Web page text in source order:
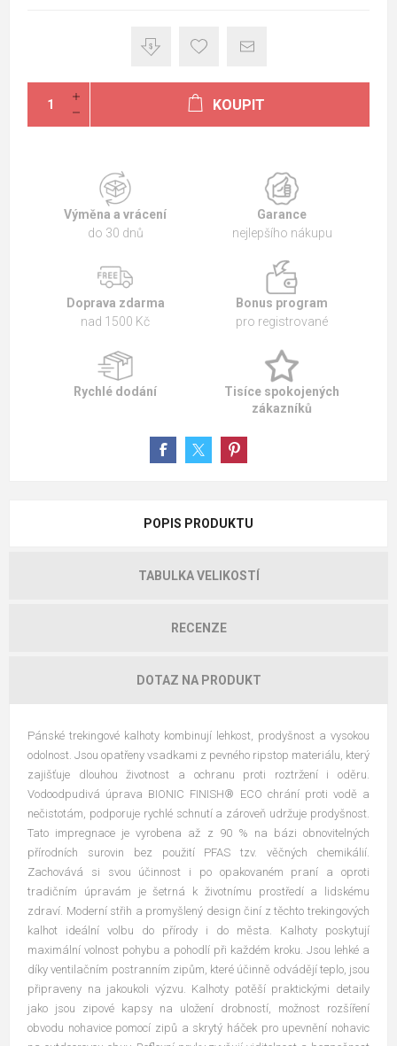
KOUPIT
Výměna a vrácení
do 30 dnů
Garance
nejlepšího nákupu
Doprava zdarma
nad 1500 Kč
Bonus program
pro registrované
Rychlé dodání
Tisíce spokojených
zákazníků
POPIS PRODUKTU
TABULKA VELIKOSTÍ
RECENZE
DOTAZ NA PRODUKT
Pánské trekingové kalhoty kombinují lehkost, prodyšnost a vysokou
odolnost. Jsou opatřeny vsadkami z pevného ripstop materiálu, který
zajišťuje dlouhou životnost a ochranu proti roztržení i oděru.
Vodoodpudivá úprava BIONIC FINISH® ECO chrání proti vodě a
nečistotám, podporuje rychlé schnutí a zároveň udržuje prodyšnost.
Tato impregnace je vyrobena až z 90 % na bázi obnovitelných
přírodních surovin bez použití PFAS tzv. věčných chemikálií.
Zachovává si svou účinnost i po opakovaném praní a oproti
tradičním úpravám je šetrná k životnímu prostředí a lidskému
zdraví. Moderní střih a promyšlený design činí z těchto trekingových
kalhot ideální volbu do přírody i do města. Kalhoty poskytují
maximální volnost pohybu a pohodlí při každém kroku. Jsou lehké a
díky ventilačním postranním zipům, které účinně odvádějí teplo, jsou
připraveny na jakoukoli výzvu. Kalhoty potěší praktickými detaily
jako jsou zipové kapsy na uložení drobností, možnost rozšíření
obvodu nohavice pomocí zipů a skrytý háček pro upevnění nohavic